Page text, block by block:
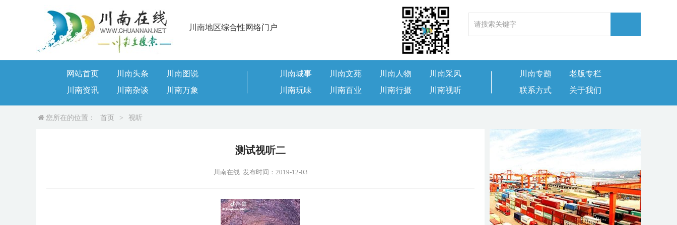
川南地区综合性网络门户
网站首页 川南头条
川南图说
川南资讯
川南杂谈 川南万象
川南城事 川南文苑 川南人物
川南采风
川南玩味
川南百业 川南行摄 川南视听
川南专题
老版专栏
联系方式
关于我们
您所在的位置： 首页 > 视听
测试视听二
川南在线 发布时间：2019-12-03